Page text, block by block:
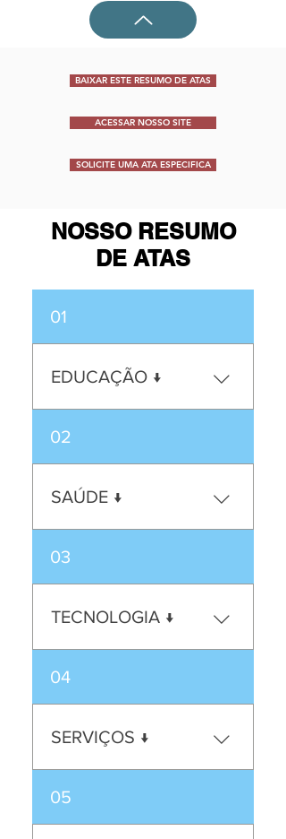
BAIXAR ESTE RESUMO DE ATAS
ACESSAR NOSSO SITE
SOLICITE UMA ATA ESPECIFICA
NOSSO RESUMO
DE ATAS
01
EDUCAÇÃO ↓
02
SAÚDE ↓
03
TECNOLOGIA ↓
04
SERVIÇOS ↓
05